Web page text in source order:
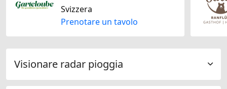
Svizzera
Prenotare un tavolo
Visionare radar pioggia